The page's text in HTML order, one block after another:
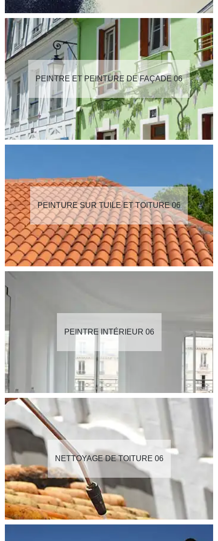
PEINTRE ET PEINTURE DE FAÇADE 06
PEINTURE SUR TUILE ET TOITURE 06
PEINTRE INTÉRIEUR 06
NETTOYAGE DE TOITURE 06